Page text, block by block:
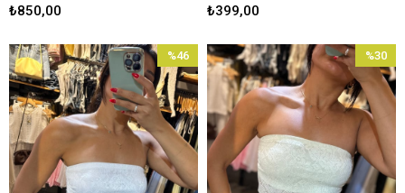
₺850,00 ₺399,00
%46
İndirim
%46İndirim
%30
İndirim